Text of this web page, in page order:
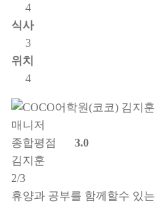
4
식사
3
위치
4
종합평점
3.0
김지훈
2/3
휴양과 공부를 함께할수 있는